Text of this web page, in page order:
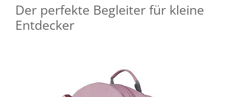
Der perfekte Begleiter für kleine
Entdecker